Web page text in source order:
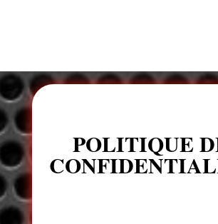
POLITIQUE